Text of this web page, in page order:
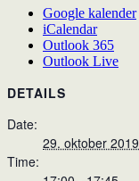
Google kalender
iCalendar
Outlook 365
Outlook Live
DETAILS
Date:
29. oktober 2019
Time: